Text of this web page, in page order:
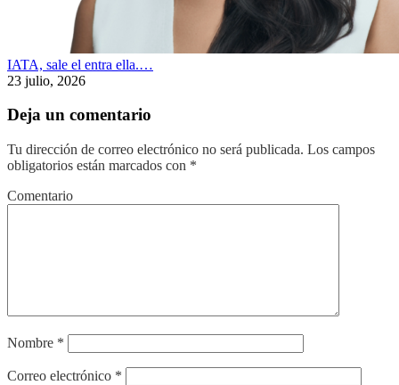
IATA, sale el entra ella.…
23 julio, 2026
Deja un comentario
Tu dirección de correo electrónico no será publicada. Los campos
obligatorios están marcados con *
Comentario
Nombre *
Correo electrónico *